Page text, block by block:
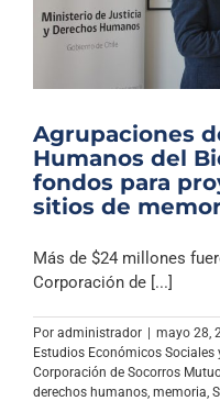
Agrupaciones
Humanos del
fondos para
sitios de
Más de $24 millones
Corporación de [...]
Por administrador | mayo 28,
Estudios Económicos
Corporación de Socorros
derechos humanos memoria